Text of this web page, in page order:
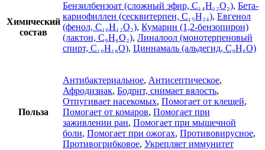
Химический
состав
Бензилбензоат (сложный эфир, C₁₄H₁₂O₂), Бета-
кариофиллен (сесквитерпен, C₁₅H₂₄), Евгенол
(фенол, C₁₀H₁₂O₂), Кумарин (1,2-бензопирон)
(лактон, C₉H₆O₂), Линалоол (монотерпеновый
спирт, C₁₀H₁₈O), Циннамаль (альдегид, C₉H₈O)
Польза
Антибактериальное, Антисептическое,
Афродизиак, Бодрит, снимает вялость,
Отпугивает насекомых, Помогает от клещей,
Помогает от комаров, Помогает при
заживлении ран, Помогает при мышечной
боли, Помогает при ожогах, Противовирусное,
Противогрибковое, Укрепляет иммунитет